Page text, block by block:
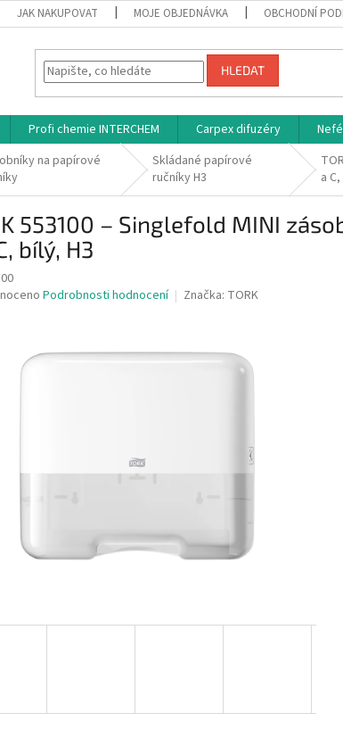
JAK NAKUPOVAT MOJE OBJEDNÁVKA OBCHODNÍ
HLEDAT
Profi chemie INTERCHEM Carpex difuzéry
na papírové
Skládané papírové
ručníky H3
a
553100 – Singlefold MINI
bílý, H3
Podrobnosti hodnocení Značka: TORK